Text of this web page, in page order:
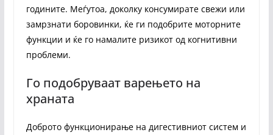
годините. Меѓутоа, доколку консумирате свежи или
замрзнати боровинки, ќе ги подобрите моторните
функции и ќе го намалите ризикот од когнитивни
проблеми.
Го подобруваат варењето на
храната
Доброто функционирање на дигестивниот систем и